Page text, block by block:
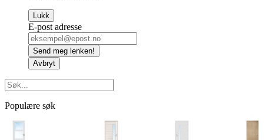
Lukk
E-post adresse
Send meg lenken!
Avbryt
Populære søk